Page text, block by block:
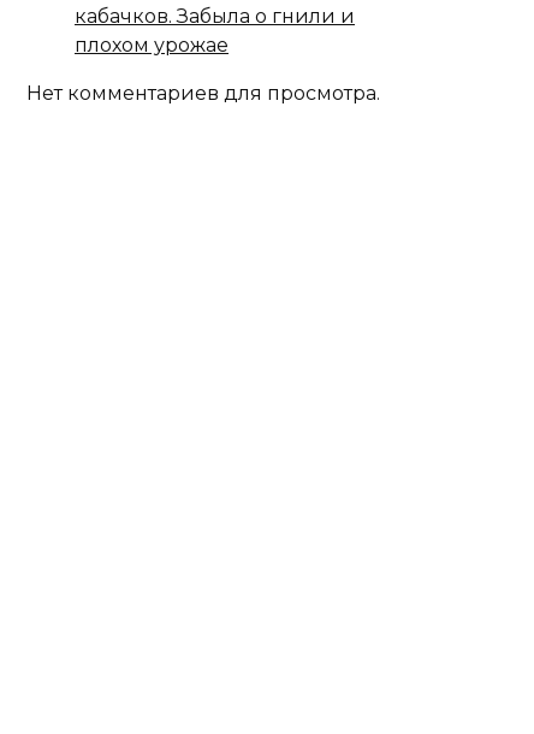
кабачков. Забыла о гнили и
плохом урожае
Нет комментариев для просмотра.